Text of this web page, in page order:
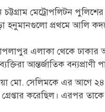
মেট্রোপলিটন
হনুমানগুলো প্রথমে আলি
এলাকা থেকে ঢাকার
আন্তর্জাতিক বন্যপ্রাণী
মো. সেলিমকে এর আগে
করেছিল। এরপর তাকে